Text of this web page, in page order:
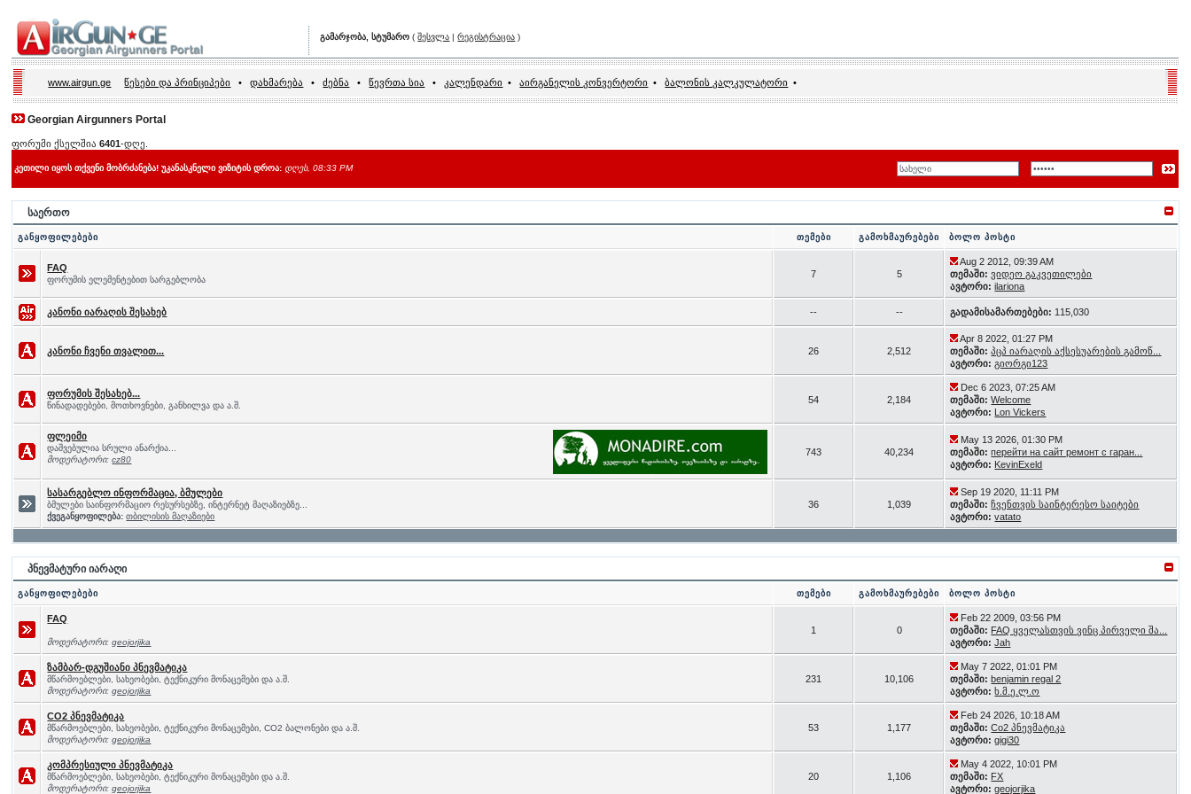
გამარჯობა, სტუმარო (შესვლა |რეგისტრაცია )
www.airgun.ge წესები და პრინციპები • დახმარება • ძებნა • წევრთა სია • კალენდარი • აირგანელის კონვერტორი • ბალონის კალკულატორი •
Georgian Airgunners Portal
ფორუმი ქსელშია6401-დღე.
კეთილი იყოს თქვენი მობრძანება! უკანასკნელი ვიზიტის დროა: დღეს, 08:33 PM
საერთო
განყოფილებები თემები გამოხმაურებები ბოლო პოსტი
FAQ
ფორუმის ელემენტებით სარგებლობა
7 5
Aug 2 2012, 09:39 AM
თემაში: ვიდეო გაკვეთილები
ავტორი: ilariona
კანონი იარაღის შესახებ -- -- გადამისამართებები: 115,030
კანონი ჩვენი თვალით... 26 2,512
Apr 8 2022, 01:27 PM
თემაში: პცპ იარაღის აქსესუარების გამოწ...
ავტორი: გიორგი123
ფორუმის შესახებ...
წინადადებები, მოთხოვნები, განხილვა და ა.შ.
54 2,184
Dec 6 2023, 07:25 AM
თემაში: Welcome
ავტორი: Lon Vickers
ფლეიმი
დაშვებულია სრული ანარქია...
მოდერატორი:cz80
743 40,234
May 13 2026, 01:30 PM
თემაში: перейти на сайт ремонт с гаран...
ავტორი: KevinExeld
სასარგებლო ინფორმაცია, ბმულები
ბმულები საინფორმაციო რესურსებზე, ინტერნეტ მაღაზიებზე...
ქვეგანყოფილება: თბილისის მაღაზიები
36 1,039
Sep 19 2020, 11:11 PM
თემაში: ჩვენთვის საინტერესო საიტები
ავტორი: vatato
პნევმატური იარაღი
განყოფილებები თემები გამოხმაურებები ბოლო პოსტი
FAQ
მოდერატორი:geojorjika
1 0
Feb 22 2009, 03:56 PM
თემაში: FAQ ყველასთვის ვინც პირველი შა...
ავტორი: Jah
ზამბარ-დგუშიანი პნევმატიკა
მწარმოებლები, სახეობები, ტექნიკური მონაცემები და ა.შ.
მოდერატორი:geojorjika
231 10,106
May 7 2022, 01:01 PM
თემაში: benjamin regal 2
ავტორი: ხ.მ.ე.ლ.ო
CO2 პნევმატიკა
მწარმოებლები, სახეობები, ტექნიკური მონაცემები, CO2 ბალონები და ა.შ.
მოდერატორი:geojorjika
53 1,177
Feb 24 2026, 10:18 AM
თემაში: Co2 პნევმატიკა
ავტორი: gigi30
კომპრესიული პნევმატიკა
მწარმოებლები, სახეობები, ტექნიკური მონაცემები და ა.შ.
მოდერატორი:geojorjika
20 1,106
May 4 2022, 10:01 PM
თემაში: FX
ავტორი: geojorjika